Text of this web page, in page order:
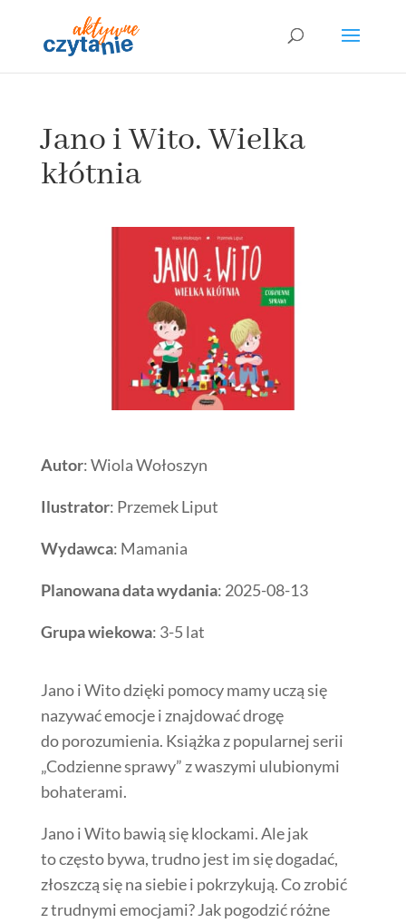
Jano i Wito. Wielka
kłótnia
Autor: Wiola Wołoszyn
Ilustrator: Przemek Liput
Wydawca: Mamania
Planowana data wydania: 2025-08-13
Grupa wiekowa: 3-5 lat
Jano i Wito dzięki pomocy mamy uczą się
nazywać emocje i znajdować drogę
do porozumienia. Książka z popularnej serii
„Codzienne sprawy” z waszymi ulubionymi
bohaterami.
Jano i Wito bawią się klockami. Ale jak
to często bywa, trudno jest im się dogadać,
złoszczą się na siebie i pokrzykują. Co zrobić
z trudnymi emocjami? Jak pogodzić różne